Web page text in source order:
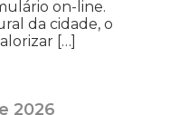
on-line.
da cidade, o
[…]
2026